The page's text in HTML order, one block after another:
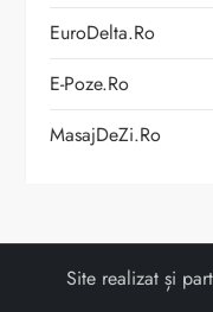
EuroDelta.ro
E-Poze.ro
MasajDeZi.ro
Site realizat și